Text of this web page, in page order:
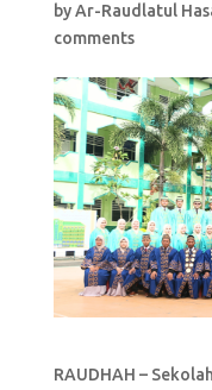
byAr-Raudlatul
comments
RAUDHAH –